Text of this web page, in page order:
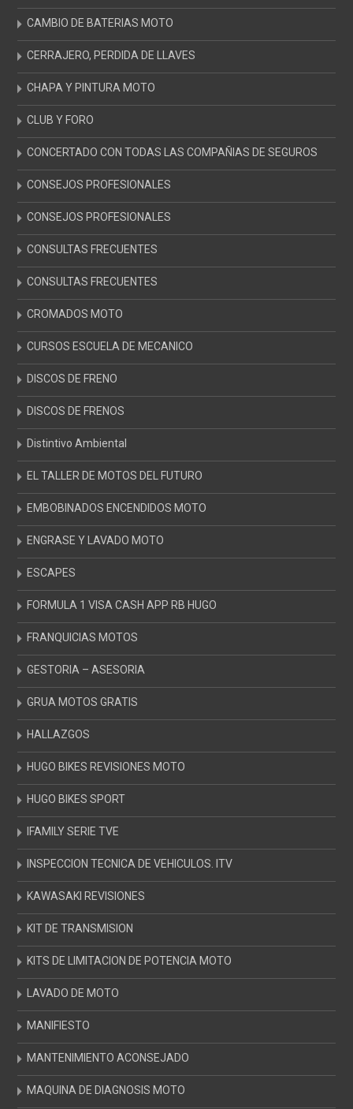
CAMBIO DE BATERIAS MOTO
CERRAJERO, PERDIDA DE LLAVES
CHAPA Y PINTURA MOTO
CLUB Y FORO
CONCERTADO CON TODAS LAS COMPAÑIAS DE SEGUROS
CONSEJOS PROFESIONALES
CONSEJOS PROFESIONALES
CONSULTAS FRECUENTES
CONSULTAS FRECUENTES
CROMADOS MOTO
CURSOS ESCUELA DE MECANICO
DISCOS DE FRENO
DISCOS DE FRENOS
Distintivo Ambiental
EL TALLER DE MOTOS DEL FUTURO
EMBOBINADOS ENCENDIDOS MOTO
ENGRASE Y LAVADO MOTO
ESCAPES
FORMULA 1 VISA CASH APP RB HUGO
FRANQUICIAS MOTOS
GESTORIA – ASESORIA
GRUA MOTOS GRATIS
HALLAZGOS
HUGO BIKES REVISIONES MOTO
HUGO BIKES SPORT
IFAMILY SERIE TVE
INSPECCION TECNICA DE VEHICULOS. ITV
KAWASAKI REVISIONES
KIT DE TRANSMISION
KITS DE LIMITACION DE POTENCIA MOTO
LAVADO DE MOTO
MANIFIESTO
MANTENIMIENTO ACONSEJADO
MAQUINA DE DIAGNOSIS MOTO